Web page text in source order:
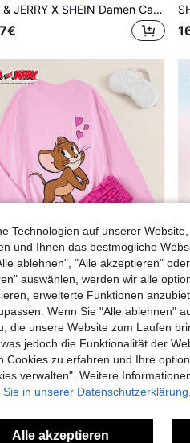
TOM & JERRY X SHEIN Damen Cartoon-Muster Trägerhemd und modische Shorts Pyjama Set, Loungewear
TOM and JERRY
TOM & JERRY X SHEIN Damen Cartoon Muster Langarm Top & Hose Pyjama Set, Winterkleidung
Technologien auf unserer
und Ihnen das bestmögliche
ablehnen", "Alle akzeptieren"
auswählen, werden wir alle
erweiterte Funktionen
Wenn Sie "Alle ablehnen"
die unsere Website zum Laufen
jedoch die Funktionalität der
Cookies zu erfahren und Ihre
verwalten". Weitere
in unserer Datenschutzerklärung.
Alle akzeptieren